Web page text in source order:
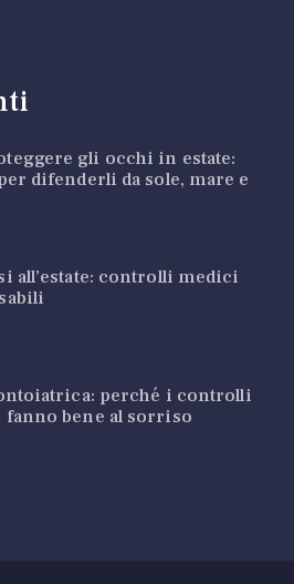
gli occhi in estate:
difenderli da sole, mare e
all’estate: controlli medici
perché i controlli
bene al sorriso